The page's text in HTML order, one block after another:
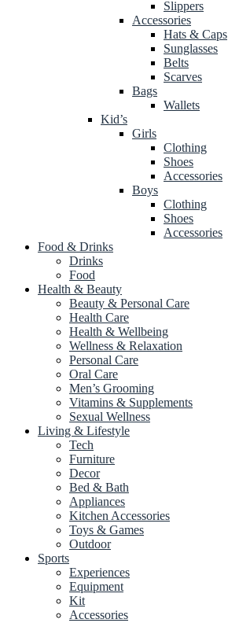
Slippers
Accessories
Hats & Caps
Sunglasses
Belts
Scarves
Bags
Wallets
Kid’s
Girls
Clothing
Shoes
Accessories
Boys
Clothing
Shoes
Accessories
Food & Drinks
Drinks
Food
Health & Beauty
Beauty & Personal Care
Health Care
Health & Wellbeing
Wellness & Relaxation
Personal Care
Oral Care
Men’s Grooming
Vitamins & Supplements
Sexual Wellness
Living & Lifestyle
Tech
Furniture
Decor
Bed & Bath
Appliances
Kitchen Accessories
Toys & Games
Outdoor
Sports
Experiences
Equipment
Kit
Accessories